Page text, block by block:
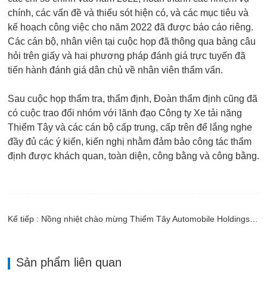
chính, các vấn đề và thiếu sót hiện có, và các mục tiêu và
kế hoạch công việc cho năm 2022 đã được báo cáo riêng.
Các cán bộ, nhân viên tại cuộc họp đã thông qua bảng câu
hỏi trên giấy và hai phương pháp đánh giá trực tuyến đã
tiến hành đánh giá dân chủ về nhân viên thẩm vấn.
Sau cuộc họp thẩm tra, thẩm định, Đoàn thẩm định cũng đã
có cuộc trao đổi nhóm với lãnh đạo Công ty Xe tải nặng
Thiểm Tây và các cán bộ cấp trung, cấp trên để lắng nghe
đầy đủ các ý kiến, kiến nghị nhằm đảm bảo công tác thẩm
định được khách quan, toàn diện, công bằng và công bằng.
Sản phẩm liên quan